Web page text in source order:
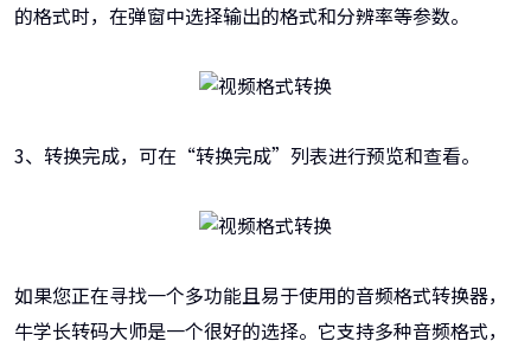
的格式时，在弹窗中选择输出的格式和分辨率等参数。
3、转换完成，可在“转换完成”列表进行预览和查看。
如果您正在寻找一个多功能且易于使用的音频格式转换器，
牛学长转码大师是一个很好的选择。它支持多种音频格式，